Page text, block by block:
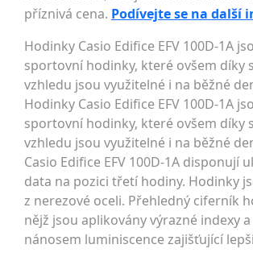
příznivá cena. Podívejte se na další
Hodinky Casio Edifice EFV 100D-1A
sportovní hodinky, které ovšem díky
vzhledu jsou využitelné i na běžné
Hodinky Casio Edifice EFV 100D-1A
sportovní hodinky, které ovšem díky
vzhledu jsou využitelné i na běžné
Casio Edifice EFV 100D-1A disponují
data na pozici třetí hodiny. Hodinky
z nerezové oceli. Přehledný ciferník
nějž jsou aplikovány výrazné indexy
nánosem luminiscence zajišťující